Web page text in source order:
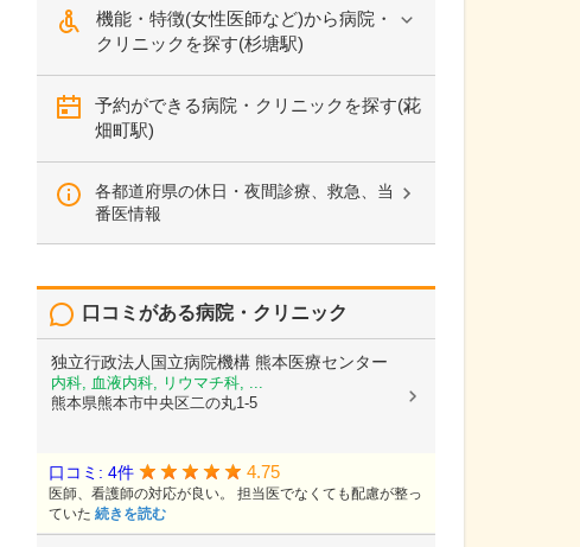
機能・特徴(女性医師など)から病院・
クリニックを探す(杉塘駅)
予約ができる病院・クリニックを探す(花
畑町駅)
各都道府県の休日・夜間診療、救急、当
番医情報
口コミがある病院・クリニック
独立行政法人国立病院機構 熊本医療センター
内科, 血液内科, リウマチ科, ...
熊本県熊本市中央区二の丸1-5
口コミ: 4件 4.75
医師、看護師の対応が良い。 担当医でなくても配慮が整っ
ていた 続きを読む